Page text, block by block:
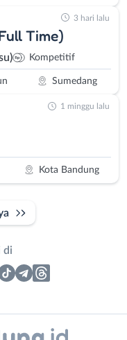
Time)
Kompetitif
Sumedang
3 hari lalu
Kota Bandung
1 minggu lalu
di